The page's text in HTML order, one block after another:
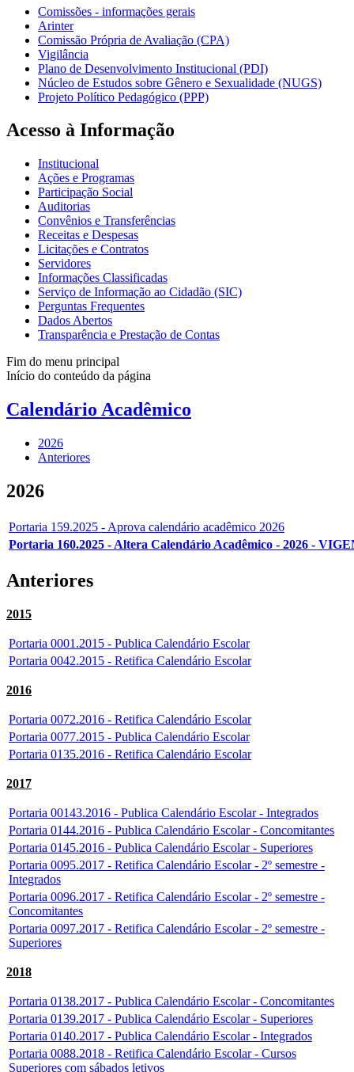
Comissões - informações gerais
Arinter
Comissão Própria de Avaliação (CPA)
Vigilância
Plano de Desenvolvimento Institucional (PDI)
Núcleo de Estudos sobre Gênero e Sexualidade (NUGS)
Projeto Político Pedagógico (PPP)
Acesso à Informação
Institucional
Ações e Programas
Participação Social
Auditorias
Convênios e Transferências
Receitas e Despesas
Licitações e Contratos
Servidores
Informações Classificadas
Serviço de Informação ao Cidadão (SIC)
Perguntas Frequentes
Dados Abertos
Transparência e Prestação de Contas
Fim do menu principal
Início do conteúdo da página
Calendário Acadêmico
2026
Anteriores
2026
Portaria 159.2025 - Aprova calendário acadêmico 2026
Portaria 160.2025 - Altera Calendário Acadêmico - 2026 -
Anteriores
2015
Portaria 0001.2015 - Publica Calendário Escolar
Portaria 0042.2015 - Retifica Calendário Escolar
2016
Portaria 0072.2016 - Retifica Calendário Escolar
Portaria 0077.2015 - Publica Calendário Escolar
Portaria 0135.2016 - Retifica Calendário Escolar
2017
Portaria 00143.2016 - Publica Calendário Escolar - Integrados
Portaria 0144.2016 - Publica Calendário Escolar - Concomitantes
Portaria 0145.2016 - Publica Calendário Escolar - Superiores
Portaria 0095.2017 - Retifica Calendário Escolar - 2º semestre -
Integrados
Portaria 0096.2017 - Retifica Calendário Escolar - 2º semestre -
Concomitantes
Portaria 0097.2017 - Retifica Calendário Escolar - 2º semestre -
Superiores
2018
Portaria 0138.2017 - Publica Calendário Escolar - Concomitantes
Portaria 0139.2017 - Publica Calendário Escolar - Superiores
Portaria 0140.2017 - Publica Calendário Escolar - Integrados
Portaria 0088.2018 - Retifica Calendário Escolar - Cursos
Superiores com sábados letivos